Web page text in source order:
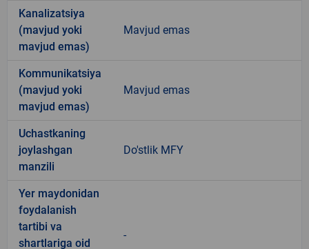
Kanalizatsiya
(mavjud yoki
mavjud emas)
Mavjud emas
Kommunikatsiya
(mavjud yoki
mavjud emas)
Mavjud emas
Uchastkaning
joylashgan
manzili
Do'stlik MFY
Yer maydonidan
foydalanish
tartibi va
shartlariga oid
-